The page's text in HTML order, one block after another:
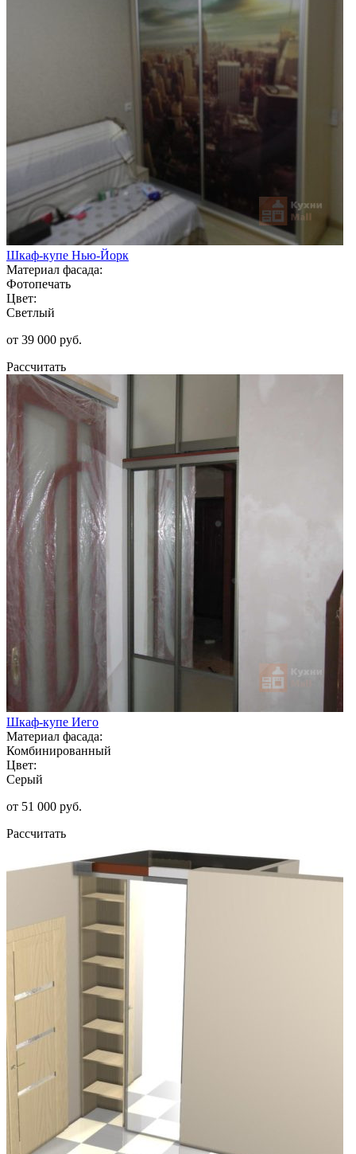
Шкаф-купе Нью-Йорк
Материал фасада:
Фотопечать
Цвет:
Светлый
от 39 000 руб.
Рассчитать
Шкаф-купе Иего
Материал фасада:
Комбинированный
Цвет:
Серый
от 51 000 руб.
Рассчитать